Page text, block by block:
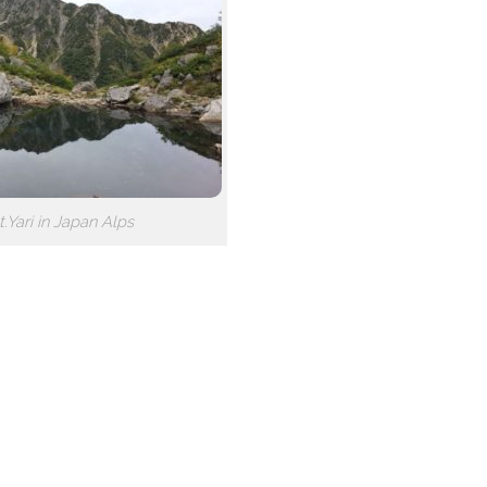
in Japan Alps